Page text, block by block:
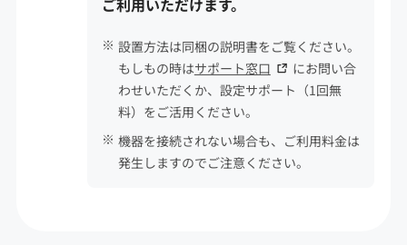
ご利用いただけます。
設置方法は同梱の説明書をご覧ください。
もしもの時はサポート窓口
にお問い合
わせいただくか、設定サポート（1回無
料）をご活用ください。
機器を接続されない場合も、ご利用料金は
発生しますのでご注意ください。